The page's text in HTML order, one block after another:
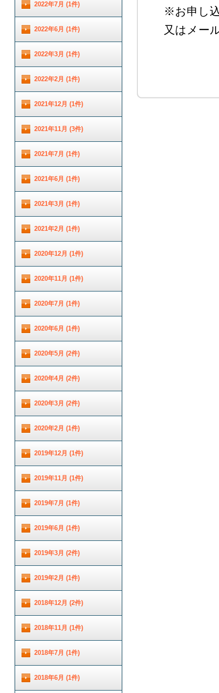
※お申し
又はメー
2022年7月 (1件)
2022年6月 (1件)
2022年3月 (1件)
2022年2月 (1件)
2021年12月 (1件)
2021年11月 (3件)
2021年7月 (1件)
2021年6月 (1件)
2021年3月 (1件)
2021年2月 (1件)
2020年12月 (1件)
2020年11月 (1件)
2020年7月 (1件)
2020年6月 (1件)
2020年5月 (2件)
2020年4月 (2件)
2020年3月 (2件)
2020年2月 (1件)
2019年12月 (1件)
2019年11月 (1件)
2019年7月 (1件)
2019年6月 (1件)
2019年3月 (2件)
2019年2月 (1件)
2018年12月 (2件)
2018年11月 (1件)
2018年7月 (1件)
2018年6月 (1件)